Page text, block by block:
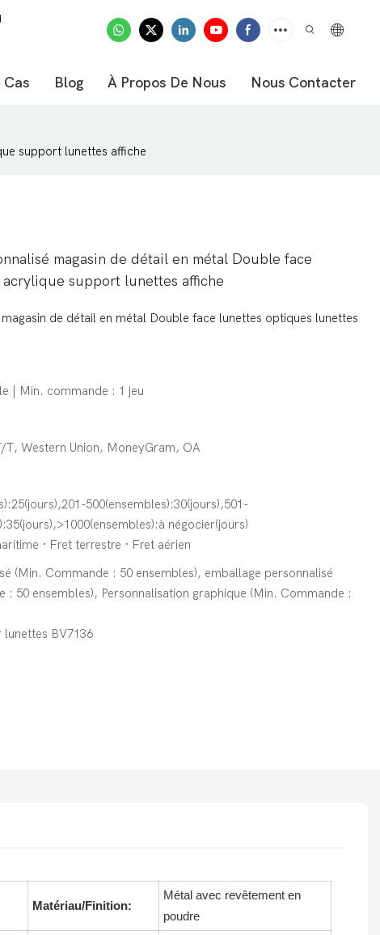
Cas Blog À Propos De Nous Nous Contacter
support lunettes affiche
magasin de détail en métal Double face
support lunettes affiche
de détail en métal Double face lunettes optiques lunettes
| Min. commande : 1 jeu
T, Western Union, MoneyGram, OA
500(ensembles):30(jours),501-
négocier(jours)
· Fret terrestre · Fret aérien
(Min. Commande : 50 ensembles), emballage personnalisé
: 50 ensembles), Personnalisation graphique (Min. Commande :
lunettes BV7136
Matériau/Finition:
Métal avec revêtement en
poudre